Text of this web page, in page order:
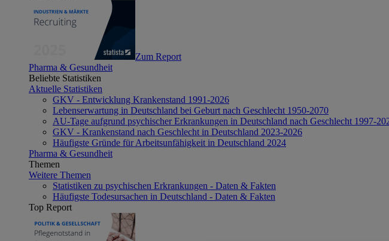
Zum Report
Pharma & Gesundheit
Beliebte Statistiken
Aktuelle Statistiken
GKV - Entwicklung Krankenstand 1991-2026
Lebenserwartung in Deutschland bei Geburt nach Geschlecht 1950-2070
AU-Tage aufgrund psychischer Erkrankungen in Deutschland nach Geschlecht 1997-
GKV - Krankenstand nach Geschlecht in Deutschland 2023-2026
Häufigste Gründe für Arbeitsunfähigkeit in Deutschland 2024
Pharma & Gesundheit
Themen
Weitere Themen
Statistiken zu psychischen Erkrankungen - Daten & Fakten
Häufigste Todesursachen in Deutschland - Daten & Fakten
Top Report